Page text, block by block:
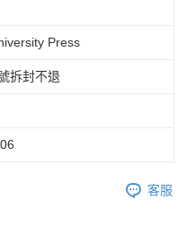
Press
拆封不退
客服